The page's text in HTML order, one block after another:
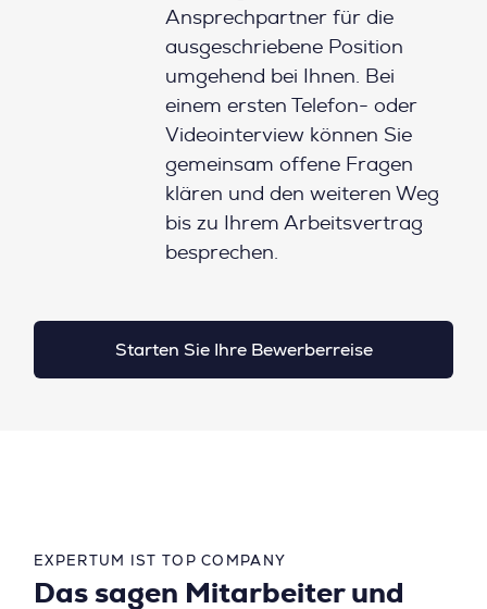
Ansprechpartner für die
ausgeschriebene Position
umgehend bei Ihnen. Bei
einem ersten Telefon- oder
Videointerview können Sie
gemeinsam offene Fragen
klären und den weiteren Weg
bis zu Ihrem Arbeitsvertrag
besprechen.
Starten Sie Ihre Bewerberreise
EXPERTUM IST TOP COMPANY
Das sagen Mitarbeiter und